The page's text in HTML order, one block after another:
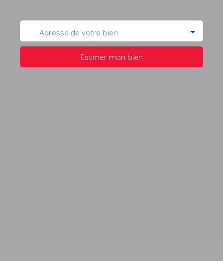
Adresse de votre bien
Estimer mon bien